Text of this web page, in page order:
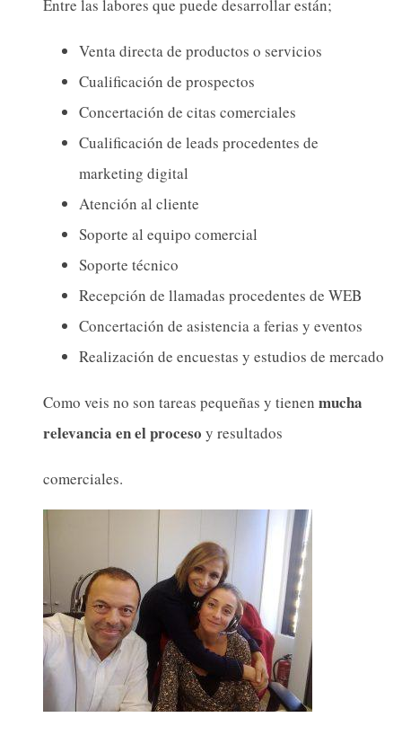
Entre las labores que puede desarrollar están;
Venta directa de productos o servicios
Cualificación de prospectos
Concertación de citas comerciales
Cualificación de leads procedentes de
marketing digital
Atención al cliente
Soporte al equipo comercial
Soporte técnico
Recepción de llamadas procedentes de WEB
Concertación de asistencia a ferias y eventos
Realización de encuestas y estudios de mercado
Como veis no son tareas pequeñas y tienen mucha
relevancia en el proceso y resultados
comerciales.